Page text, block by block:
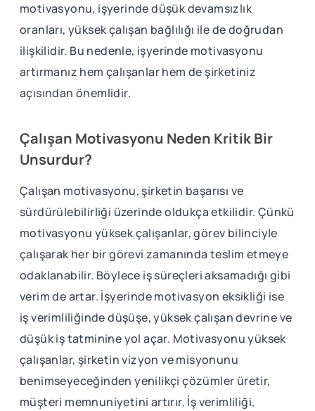
motivasyonu, işyerinde düşük devamsızlık
oranları, yüksek çalışan bağlılığı ile de doğrudan
ilişkilidir. Bu nedenle, işyerinde motivasyonu
artırmanız hem çalışanlar hem de şirketiniz
açısından önemlidir.
Çalışan Motivasyonu Neden Kritik Bir
Unsurdur?
Çalışan motivasyonu, şirketin başarısı ve
sürdürülebilirliği üzerinde oldukça etkilidir. Çünkü
motivasyonu yüksek çalışanlar, görev bilinciyle
çalışarak her bir görevi zamanında teslim etmeye
odaklanabilir. Böylece iş süreçleri aksamadığı gibi
verim de artar. İşyerinde motivasyon eksikliği ise
iş verimliliğinde düşüşe, yüksek çalışan devrine ve
düşük iş tatminine yol açar. Motivasyonu yüksek
çalışanlar, şirketin vizyon ve misyonunu
benimseyeceğinden yenilikçi çözümler üretir,
müşteri memnuniyetini artırır. İş verimliliği,